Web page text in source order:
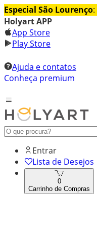
Especial São Lourenço:
Holyart APP
App Store
Play Store
Ajuda e contatos
Conheça premium
Entrar
Lista de Desejos
0
Carrinho de Compras